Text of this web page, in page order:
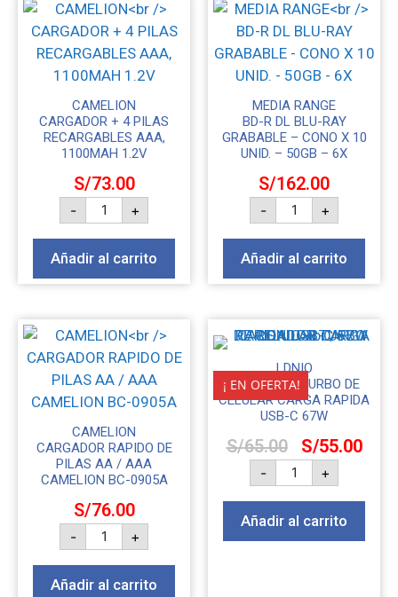
CAMELION
CARGADOR + 4 PILAS
RECARGABLES AAA,
1100MAH 1.2V
S/73.00
- +
Añadir al carrito
MEDIA RANGE
BD-R DL BLU-RAY
GRABABLE – CONO X 10
UNID. – 50GB – 6X
S/162.00
- +
Añadir al carrito
CAMELION
CARGADOR RAPIDO DE
PILAS AA / AAA
CAMELION BC-0905A
S/76.00
- +
Añadir al carrito
¡ EN OFERTA!
LDNIO
CARGADOR TURBO DE
CELULAR CARGA RAPIDA
USB-C 67W
S/65.00 S/55.00
- +
Añadir al carrito